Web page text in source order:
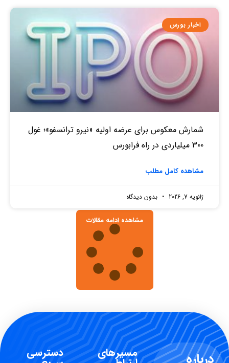
اخبار بورس
شمارش معکوس برای عرضه اولیه «نیرو ترانسفو»؛ غول
۳۰۰ میلیاردی در راه فرابورس
مشاهده کامل مطلب
ژانویه 7, 2026 بدون دیدگاه
مشاهده ادامه مقالات
مسیرهای دسترسی